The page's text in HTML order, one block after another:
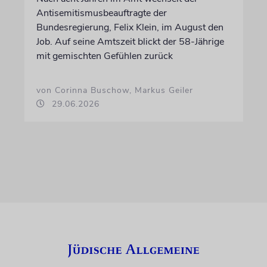
Antisemitismusbeauftragte der
Bundesregierung, Felix Klein, im August den
Job. Auf seine Amtszeit blickt der 58-Jährige
mit gemischten Gefühlen zurück
von Corinna Buschow, Markus Geiler
29.06.2026